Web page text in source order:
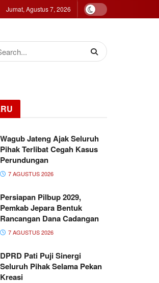
Jumat, Agustus 7, 2026
Wagub Jateng Ajak Seluruh
Pihak Terlibat Cegah Kasus
Perundungan
7 AGUSTUS 2026
Persiapan Pilbup 2029,
Pemkab Jepara Bentuk
Rancangan Dana Cadangan
7 AGUSTUS 2026
DPRD Pati Puji Sinergi
Seluruh Pihak Selama Pekan
Kreasi